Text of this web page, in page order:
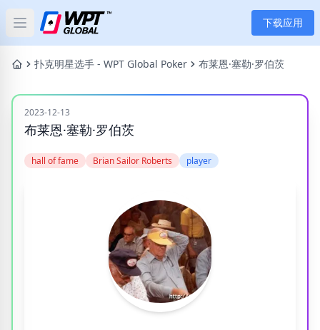
Open main menu 下载应用
首页
新闻
扑克
应用
玩家
分类
标签
扑克明星选手 - WPT Global Poker 布莱恩·塞勒·罗伯茨
2023-12-13
布莱恩·塞勒·罗伯茨
hall of fame Brian Sailor Roberts player